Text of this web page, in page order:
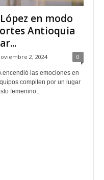
en modo
Antioquia
2, 2024 0
encendió las emociones en
compiten por un lugar
femenino...